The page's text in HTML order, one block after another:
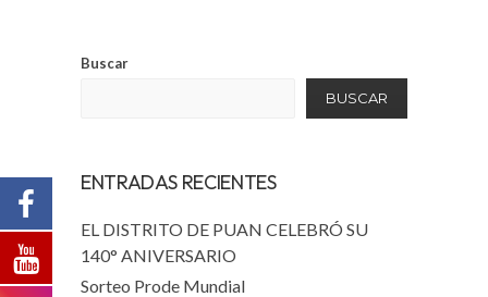
Buscar
BUSCAR
ENTRADAS RECIENTES
EL DISTRITO DE PUAN CELEBRÓ SU
140° ANIVERSARIO
Sorteo Prode Mundial